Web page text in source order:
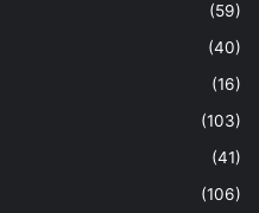
(59)
(40)
(16)
(103)
(41)
(106)